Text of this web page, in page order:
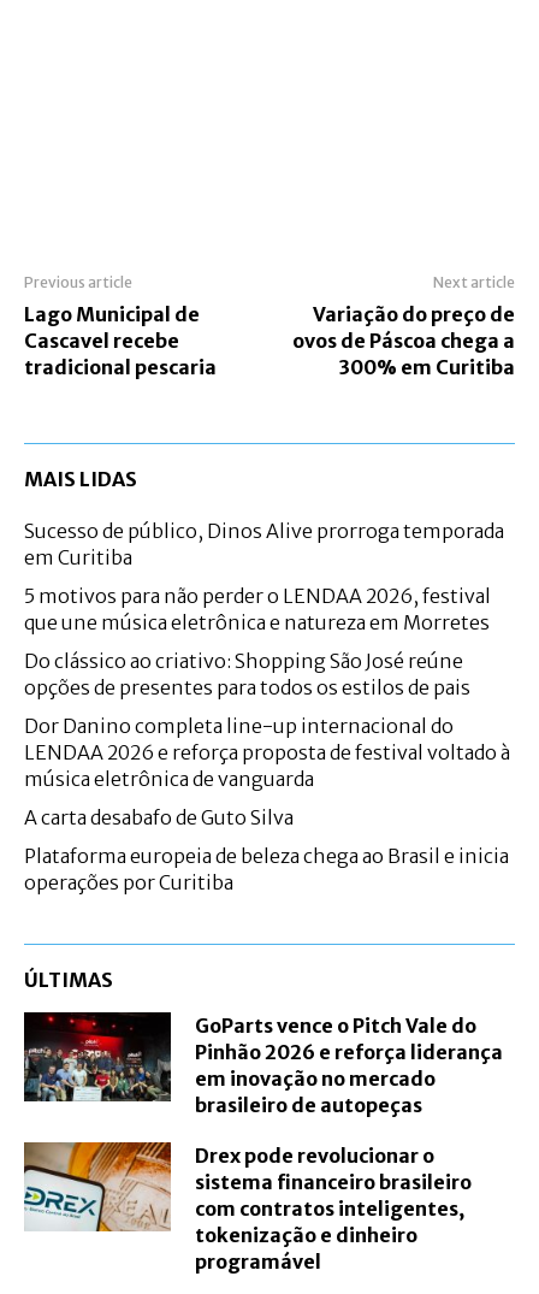
Previous article
Lago Municipal de
Cascavel recebe
tradicional pescaria
Next article
Variação do preço de
ovos de Páscoa chega a
300% em Curitiba
MAIS LIDAS
Sucesso de público, Dinos Alive prorroga temporada
em Curitiba
5 motivos para não perder o LENDAA 2026, festival
que une música eletrônica e natureza em Morretes
Do clássico ao criativo: Shopping São José reúne
opções de presentes para todos os estilos de pais
Dor Danino completa line-up internacional do
LENDAA 2026 e reforça proposta de festival voltado à
música eletrônica de vanguarda
A carta desabafo de Guto Silva
Plataforma europeia de beleza chega ao Brasil e inicia
operações por Curitiba
ÚLTIMAS
GoParts vence o Pitch Vale do
Pinhão 2026 e reforça liderança
em inovação no mercado
brasileiro de autopeças
Drex pode revolucionar o
sistema financeiro brasileiro
com contratos inteligentes,
tokenização e dinheiro
programável